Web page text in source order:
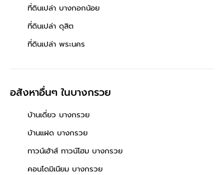
ที่ดินเปล่า บางกอกน้อย
ที่ดินเปล่า ดุสิต
ที่ดินเปล่า พระนคร
อสังหาอื่นๆในบางกรวย
บ้านเดี่ยว บางกรวย
บ้านแฝด บางกรวย
ทาวน์เฮ้าส์ ทาวน์โฮม บางกรวย
คอนโดมิเนียม บางกรวย